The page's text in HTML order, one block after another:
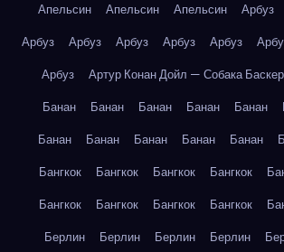
Апельсин
Апельсин Апельсин Арбуз
Арбуз
Арбуз Арбуз Арбуз Арбуз
Арбуз
Артур Конан Дойл — Собака
Банан
Банан Банан Банан Банан
Банан
Банан Банан Банан Банан
Бангкок
Бангкок Бангкок Бангкок
Бангкок
Бангкок Бангкок Бангкок
Берлин
Берлин Берлин Берлин